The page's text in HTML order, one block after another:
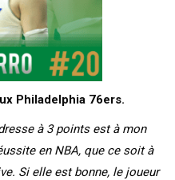
Philadelphia 76ers.
à 3 points est à mon
en NBA, que ce soit à
Si elle est bonne, le joueur